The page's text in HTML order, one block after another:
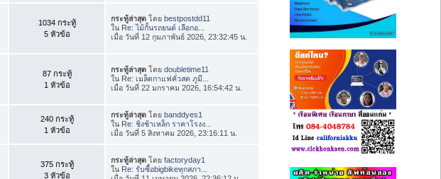
1034 กระทู้
5 หัวข้อ
กระทู้ล่าสุด โดยbestpostdd11
ใน Re: ไม้กั้นรถยนต์ เลือกอ...
เมื่อ วันที่ 12 กุมภาพันธ์ 2026, 23:32:45 น.
87 กระทู้
1 หัวข้อ
กระทู้ล่าสุด โดยdoubletime11
ใน Re: เมล็ดกาแฟคั่วสด ภูมี...
เมื่อ วันที่ 22 มกราคม 2026, 16:54:42 น.
240 กระทู้
1 หัวข้อ
กระทู้ล่าสุด โดยbanddyes1
ใน Re: ชิงช้าเหล็ก ราคาโรงง...
เมื่อ วันที่ 5 สิงหาคม 2026, 23:16:11 น.
375 กระทู้
3 หัวข้อ
กระทู้ล่าสุด โดยfactoryday1
ใน Re: รับซื้อbigbikeทุกสภา...